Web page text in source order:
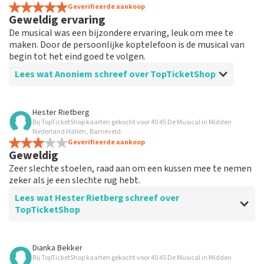
Geverifieerde aankoop
Geweldig ervaring
De musical was een bijzondere ervaring, leuk om mee te
maken. Door de persoonlijke koptelefoon is de musical van
begin tot het eind goed te volgen.
Lees wat Anoniem schreef over TopTicketShop
Beoordeling van Anoniem over
Prima
Ik heb eigenlijk niet veel te vertellen, want alles was
gewoon goed geregeld.
Hester Rietberg
Bij TopTicketShop kaarten gekocht voor 40 45 De Musical in Midden
Nederland Hallen, Barneveld
Geverifieerde aankoop
Geweldig
Zeer slechte stoelen, raad aan om een kussen mee te nemen
zeker als je een slechte rug hebt.
Lees wat Hester Rietberg schreef over
TopTicketShop
Beoordeling van Hester Rietberg over
Dianka Bekker
Bij TopTicketShop kaarten gekocht voor 40 45 De Musical in Midden